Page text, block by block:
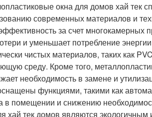
окна для домов хай тек
современных материалов и
за счет многокамерных
и уменьшает потребление
чистых материалов, таких как
среду. Кроме того,
необходимость в замене и
функциями, такими как
в помещении и снижению
хай тек домов являются